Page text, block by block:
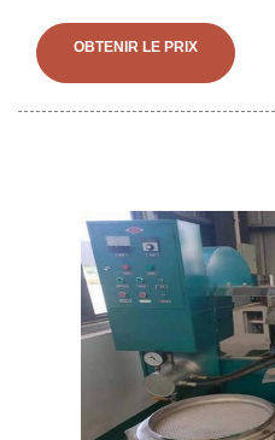
tournesol - .OBTENIR LE PRIX